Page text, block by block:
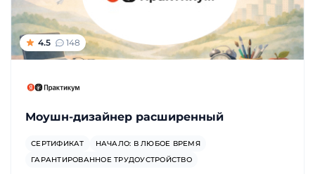
4.5 148
Моушн-дизайнер расширенный
СЕРТИФИКАТ
НАЧАЛО: В ЛЮБОЕ ВРЕМЯ
ГАРАНТИРОВАННОЕ ТРУДОУСТРОЙСТВО